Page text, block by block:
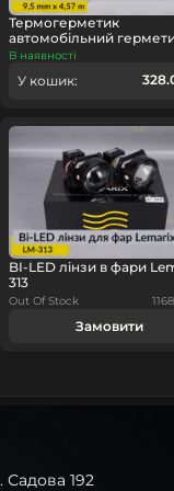
Термогерметик
автомобільний
для фар Orgavyl Оргавіл
В наявності
У кошик:
BI-LED лінзи в фари
313
Out Of Stock
Замовити
Садова 192